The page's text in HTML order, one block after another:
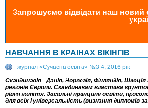
Запрошуємо відвідати наш новий
НАВЧАННЯ В КРАЇНАХ ВІКІНГІВ
журнал «Сучасна освіта» №3-4, 2016 рік
Скандинавія - Данія, Норвегія, Фінляндія,
регіонів Європи. Скандинавам властива
рівня життя. Загальні принципи освіти,
для всіх і універсальність (визнання дипломів